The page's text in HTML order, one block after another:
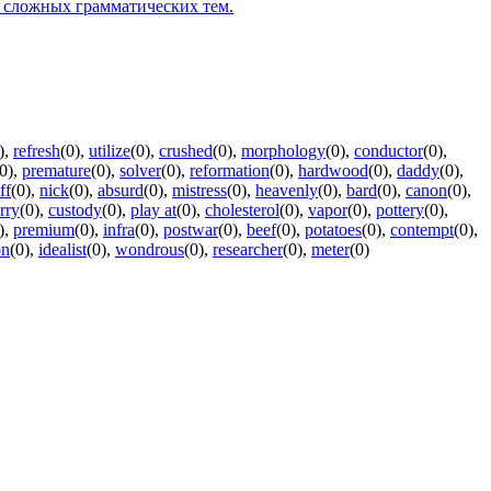
грамматических тем.
, refresh(0), utilize(0), crushed(0), morphology(0), conductor(0),
, premature(0), solver(0), reformation(0), hardwood(0), daddy(0),
(0), nick(0), absurd(0), mistress(0), heavenly(0), bard(0), canon(0),
(0), custody(0), play at(0), cholesterol(0), vapor(0), pottery(0),
, premium(0), infra(0), postwar(0), beef(0), potatoes(0), contempt(0),
(0), idealist(0), wondrous(0), researcher(0), meter(0)